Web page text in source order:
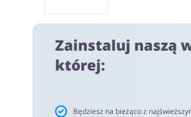
Zainstaluj naszą
której:
Będziesz na bieżąco z